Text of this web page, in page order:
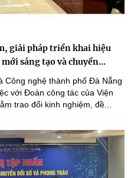
giải pháp triển khai hiệu
sáng tạo và chuyển...
Công nghệ thành phố Đà Nẵng
với Đoàn công tác của Viện
trao đổi kinh nghiệm, đề...